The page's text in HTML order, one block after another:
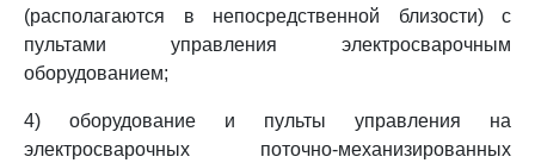
(располагаются в непосредственной близости) с
пультами управления электросварочным
оборудованием;
4) оборудование и пульты управления на
электросварочных поточно-механизированных